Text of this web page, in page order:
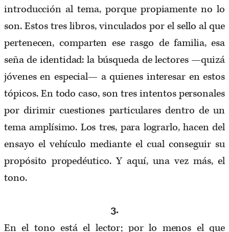
introducción al tema, porque propiamente no lo
son. Estos tres libros, vinculados por el sello al que
pertenecen, comparten ese rasgo de familia, esa
seña de identidad: la búsqueda de lectores —quizá
jóvenes en especial— a quienes interesar en estos
tópicos. En todo caso, son tres intentos personales
por dirimir cuestiones particulares dentro de un
tema amplísimo. Los tres, para lograrlo, hacen del
ensayo el vehículo mediante el cual conseguir su
propósito propedéutico. Y aquí, una vez más, el
tono.
3.
En el tono está el lector; por lo menos el que